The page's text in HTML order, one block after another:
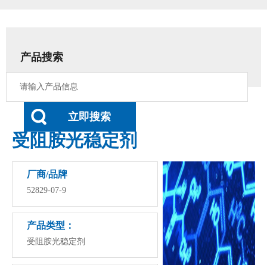
产品搜索
立即搜索
受阻胺光稳定剂
厂商/品牌
52829-07-9
产品类型：
受阻胺光稳定剂